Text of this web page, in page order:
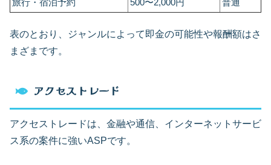
旅行・宿泊予約
500〜2,000円 普通
表のとおり、ジャンルによって即金の可能性や報酬額はさ
まざまです。
アクセストレード
アクセストレードは、金融や通信、インターネットサービ
ス系の案件に強いASPです。